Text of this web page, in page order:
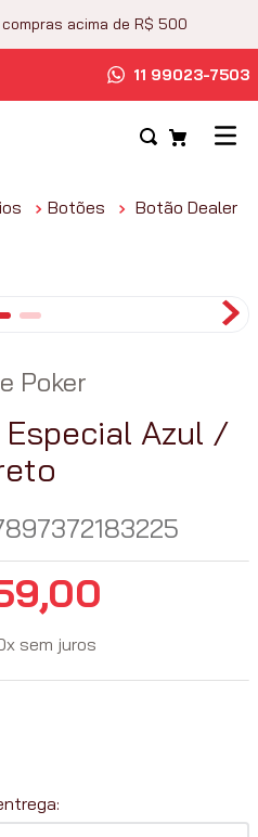
compras acima de R$ 500
11 99023-7503
Botões
Botão Dealer
Poker
Azul /
,00
x sem juros